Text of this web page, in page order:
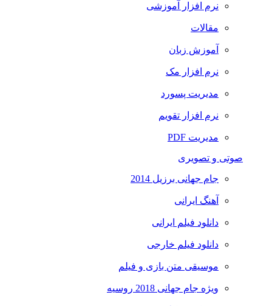
نرم افزار آموزشی
مقالات
آموزش زبان
نرم افزار مک
مدیریت پسورد
نرم افزار تقویم
مدیریت PDF
صوتی و تصویری
جام جهانی برزیل 2014
آهنگ ایرانی
دانلود فیلم ایرانی
دانلود فیلم خارجی
موسیقی متن بازی و فیلم
ویژه جام جهانی 2018 روسیه